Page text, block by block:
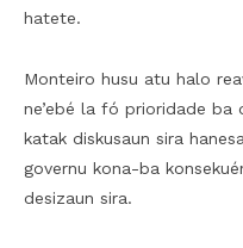
hatete.
Monteiro husu atu halo
ne’ebé la fó prioridade ba
katak diskusaun sira
governu kona-ba
desizaun sira.